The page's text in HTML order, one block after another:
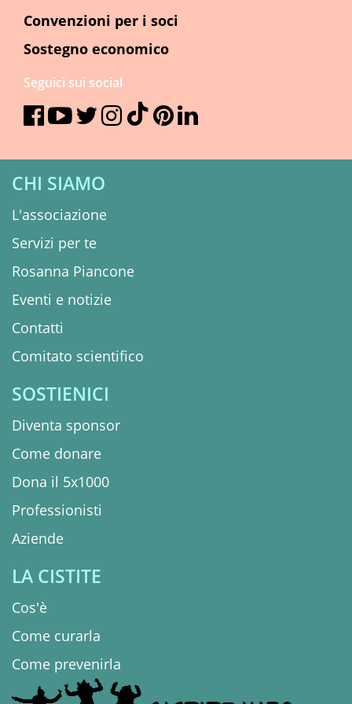
CHI SIAMO
L'associazione
Servizi per te
Rosanna Piancone
Eventi e notizie
Contatti
Comitato scientifico
SOSTIENICI
Diventa sponsor
Come donare
Dona il 5x1000
Professionisti
Aziende
LA CISTITE
Cos'è
Come curarla
Come prevenirla
Convenzioni per i soci
Sostegno economico
Seguici sui social